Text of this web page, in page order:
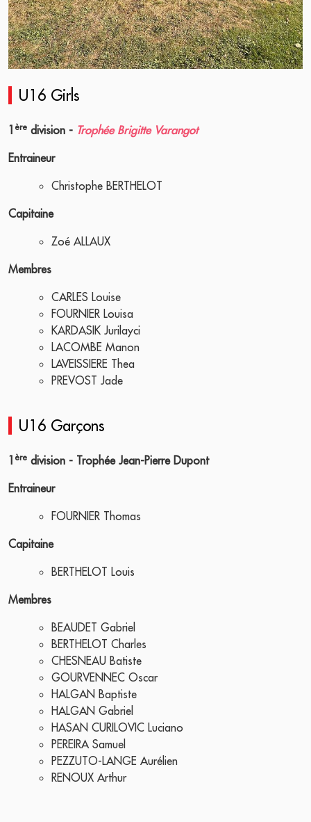
U16 Girls
1 ère division - Trophée Brigitte Varangot
Entraineur
Christophe BERTHELOT
Capitaine
Zoé ALLAUX
Membres
CARLES Louise
FOURNIER Louisa
KARDASIK Jurilayci
LACOMBE Manon
LAVEISSIERE Thea
PREVOST Jade
U16 Garçons
1 ère division - Trophée Jean-Pierre Dupont
Entraineur
FOURNIER Thomas
Capitaine
BERTHELOT Louis
Membres
BEAUDET Gabriel
BERTHELOT Charles
CHESNEAU Batiste
GOURVENNEC Oscar
HALGAN Baptiste
HALGAN Gabriel
HASAN CURILOVIC Luciano
PEREIRA Samuel
PEZZUTO-LANGE Aurélien
RENOUX Arthur